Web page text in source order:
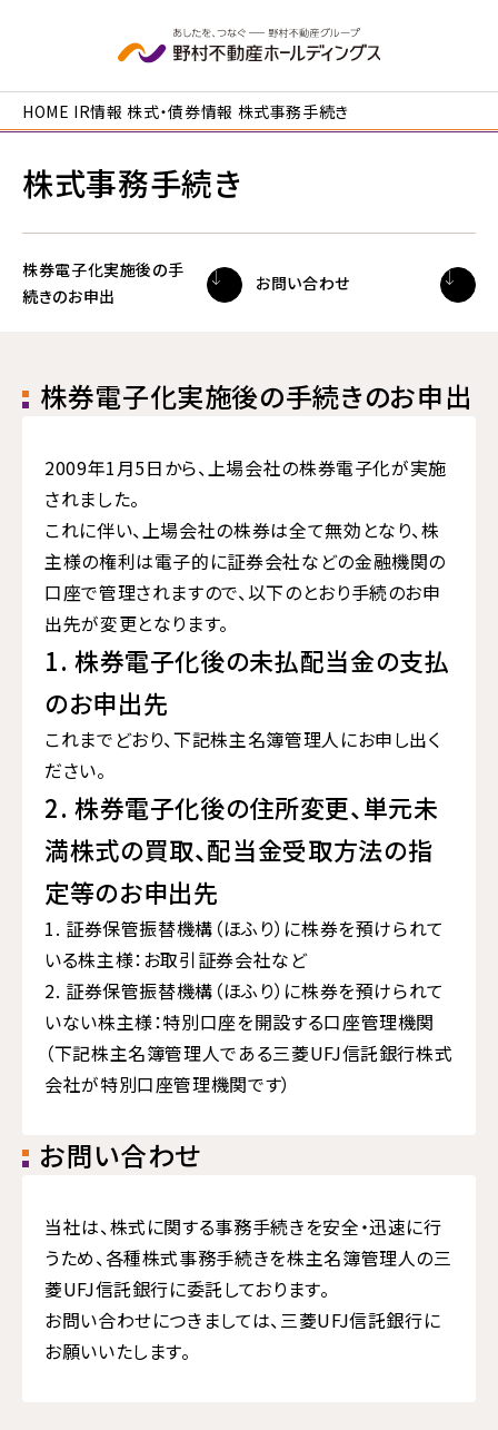
HOME IR情報 株式・債券情報 株式事務手続き
株式事務手続き
株券電子化実施後の手
続きのお申出
お問い合わせ
株券電子化実施後の手続きのお申出
2009年1月5日から、上場会社の株券電子化が実施
されました。
これに伴い、上場会社の株券は全て無効となり、株
主様の権利は電子的に証券会社などの金融機関の
口座で管理されますので、以下のとおり手続のお申
出先が変更となります。
1. 株券電子化後の未払配当金の支払
のお申出先
これまでどおり、下記株主名簿管理人にお申し出く
ださい。
2. 株券電子化後の住所変更、単元未
満株式の買取、配当金受取方法の指
定等のお申出先
1. 証券保管振替機構（ほふり）に株券を預けられて
いる株主様：お取引証券会社など
2. 証券保管振替機構（ほふり）に株券を預けられて
いない株主様：特別口座を開設する口座管理機関
（下記株主名簿管理人である三菱UFJ信託銀行株式
会社が特別口座管理機関です）
お問い合わせ
当社は、株式に関する事務手続きを安全・迅速に行
うため、各種株式事務手続きを株主名簿管理人の三
菱UFJ信託銀行に委託しております。
お問い合わせにつきましては、三菱UFJ信託銀行に
お願いいたします。